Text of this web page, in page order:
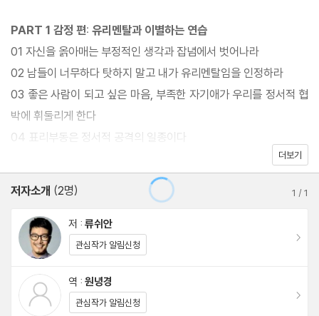
PART 1 감정 편: 유리멘탈과 이별하는 연습
01 자신을 옭아매는 부정적인 생각과 잡념에서 벗어나라
02 남들이 너무하다 탓하지 말고 내가 유리멘탈임을 인정하라
03 좋은 사람이 되고 싶은 마음, 부족한 자기애가 우리를 정서적 협
박에 휘둘리게 한다
04 표리부동은 정서적 공격의 일종이다
05 불편한 감정을 억누르지 않아야 내 안의 분노와 평화롭게 공존
06 ‘나’와 잘 지내려면 먼저 ‘나’ 자신을 아껴라
07 당신은 당신이 생각하는 것보다 강하다
08 즐거울 때 불현듯 묘한 우울감이 스친다고 해서 당신이 비관적
PART 2 자율 편: 삶의 규율을 정하는 연습
더보기
저자소개 (2명) 1 /1
저 : 류쉬안
관심작가 알림신청
역 : 원녕경
관심작가 알림신청